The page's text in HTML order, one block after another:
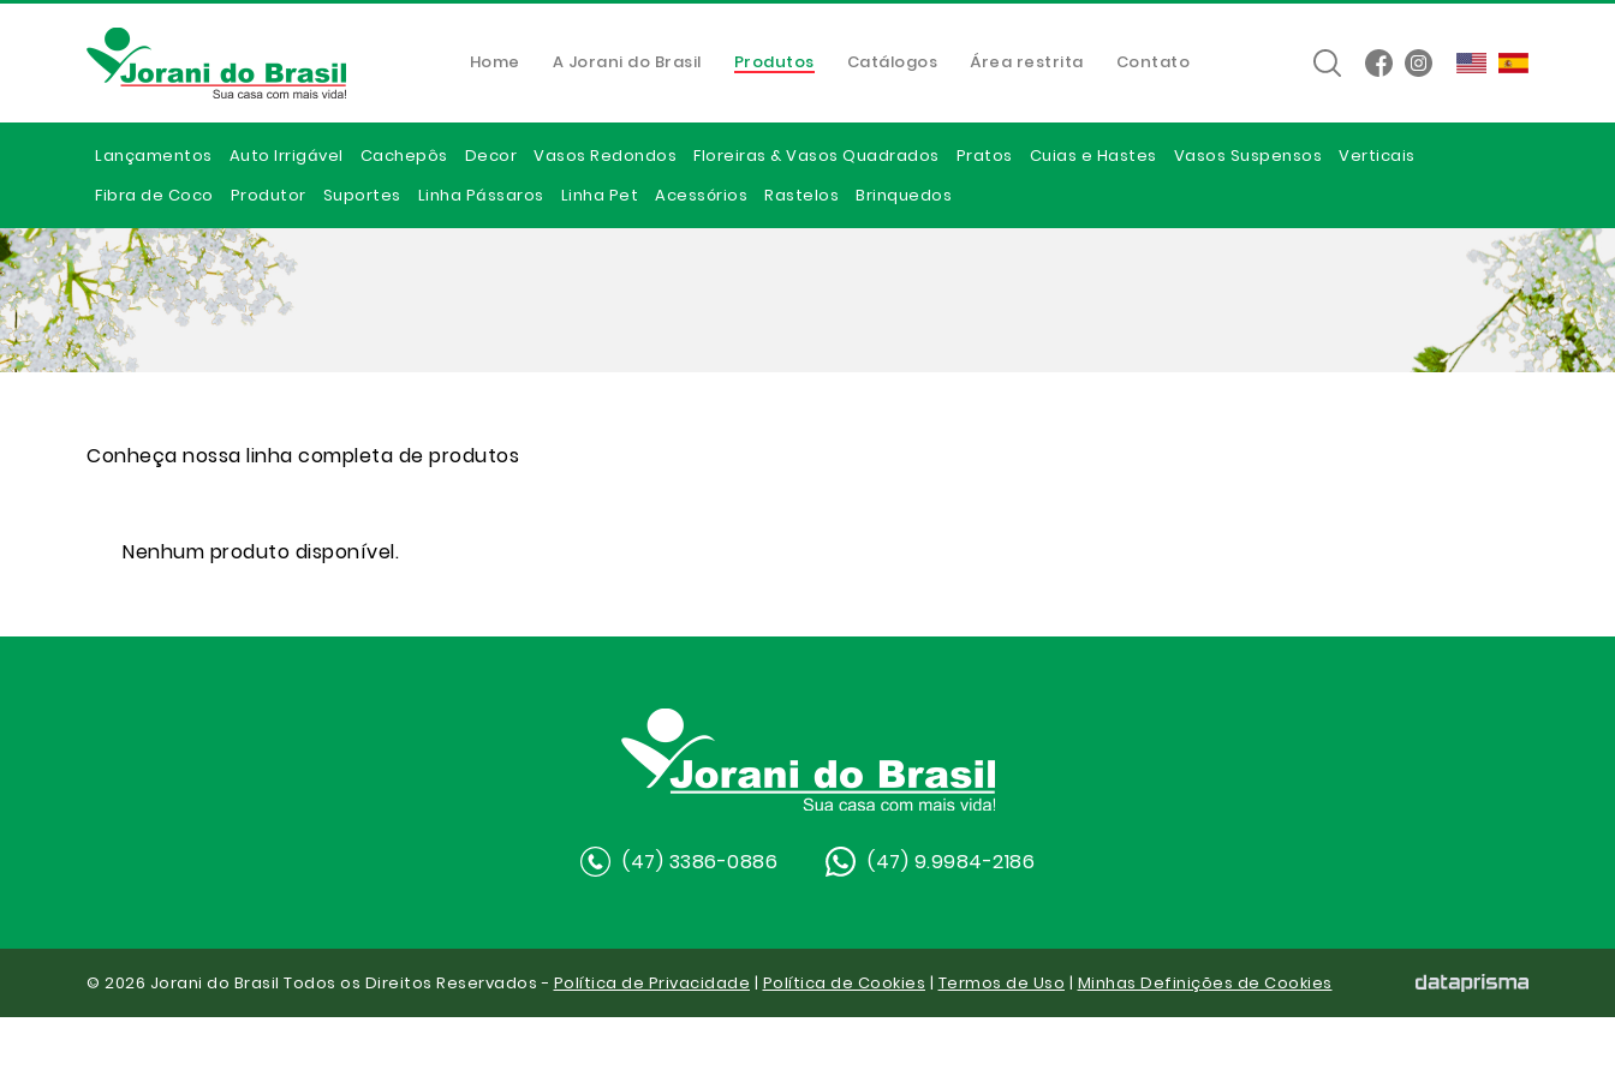
Home A Jorani do Brasil Produtos Catálogos Área restrita Contato
Lançamentos Auto Irrigável Cachepôs Decor Vasos Redondos Floreiras & Vasos Quadrados Pratos Cuias e Hastes Vasos Suspensos
Verticais
Fibra de Coco
Produtor Suportes Linha Pássaros Linha Pet Acessórios Rastelos Brinquedos
Conheça nossa linha completa de produtos
Nenhum produto disponível.
(47) 3386-0886 (47) 9.9984-2186
© 2026 Jorani do Brasil Todos os Direitos Reservados - Política de Privacidade | Política de Cookies | Termos de Uso | Minhas Definições de Cookies